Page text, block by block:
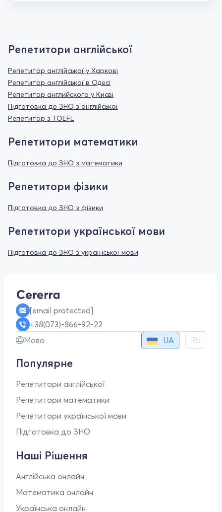
Репетитори англійської
Репетитор англійської у Харкові
Репетитор англійської в Одесі
Репетитор английского у Києві
Підготовка до ЗНО з англійської
Репетитор з TOEFL
Репетитори математики
Підготовка до ЗНО з математики
Репетитори фізики
Підготовка до ЗНО з фізики
Репетитори української мови
Підготовка до ЗНО з української мови
[email protected]
+38(073)-866-92-22
Мова
UA RU
Популярне
Репетитори англійської
Репетитори математики
Репетитори української мови
Підготовка до ЗНО
Наші Рішення
Англійська онлайн
Математика онлайн
Українська онлайн